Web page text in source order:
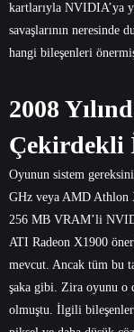
kartlarıyla NVIDIA’ya
savaşlarının neresinde
hangi bileşenleri
2008
Çekirdekli
Oyunun sistem
GHz veya AMD Athlon
256 MB VRAM’li
ATI Radeon X1900
mevcut. Ancak tüm bu
şaka gibi. Zira oyunu o
olmuştu. İlgili